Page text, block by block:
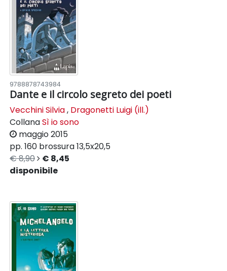
9788878743984
Dante e il circolo segreto dei poeti
Vecchini Silvia, Dragonetti Luigi (ill.)
CollanaSì io sono
maggio 2015
pp. 160 brossura13,5x20,5
€ 8,90
€ 8,45
disponibile